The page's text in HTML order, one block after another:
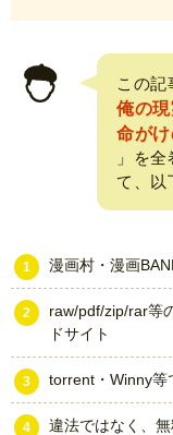
この記
俺の
命が
」を
て、以
漫画村・漫画
raw/pdf/zip/rar等
ドサイト
torrent・Winny等
違法ではなく、